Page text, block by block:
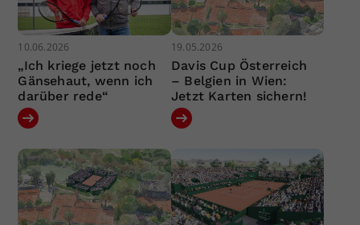
10.06.2026
„Ich kriege jetzt noch
Gänsehaut, wenn ich
darüber rede“
19.05.2026
Davis Cup Österreich
– Belgien in Wien:
Jetzt Karten sichern!